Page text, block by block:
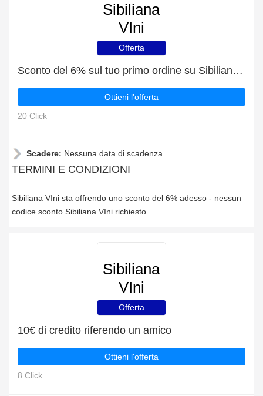
Sibiliana
VIni
Offerta
Sconto del 6% sul tuo primo ordine su Sibiliana VIni
Ottieni l'offerta
20 Click
Scadere: Nessuna data di scadenza
TERMINI E CONDIZIONI
Sibiliana VIni sta offrendo uno sconto del 6% adesso - nessun
codice sconto Sibiliana VIni richiesto
Sibiliana
VIni
Offerta
10€ di credito riferendo un amico
Ottieni l'offerta
8 Click